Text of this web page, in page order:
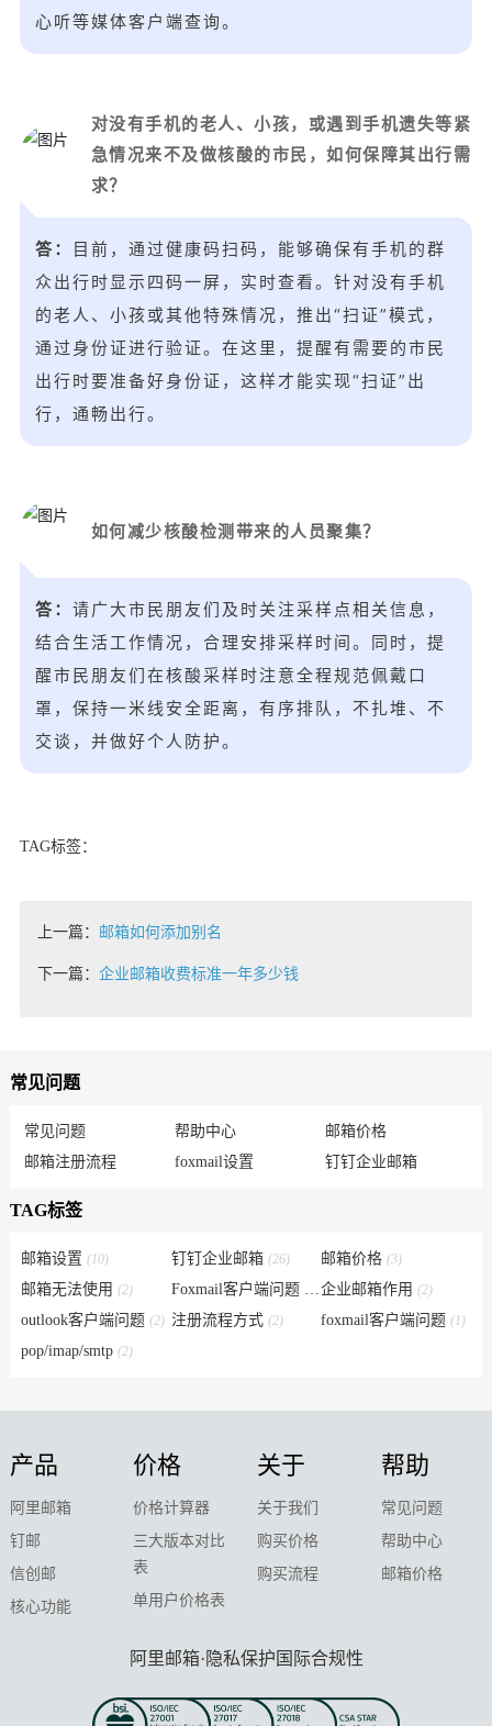
心听等媒体客户端查询。
对没有手机的老人、小孩，或遇到手机遗失等紧
急情况来不及做核酸的市民，如何保障其出行需
求？
答：
目前，通过健康码扫码，能够确保有手机的群
众出行时显示四码一屏，实时查看。针对没有手机
的老人、小孩或其他特殊情况，推出“扫证”模式，
通过身份证进行验证。在这里，提醒有需要的市民
出行时要准备好身份证，这样才能实现“扫证”出
行，通畅出行。
如何减少核酸检测带来的人员聚集？
答： 请广大市民朋友们及时关注采样点相关信息，
结合生活工作情况，合理安排采样时间。同时，提
醒市民朋友们在核酸采样时注意全程规范佩戴口
罩，保持一米线安全距离，有序排队，不扎堆、不
交谈，并做好个人防护。
TAG标签：
上一篇： 邮箱如何添加别名
下一篇： 企业邮箱收费标准一年多少钱
常见问题
常见问题 帮助中心
邮箱价格
邮箱注册流程
foxmail设置 钉钉企业邮箱
TAG标签
邮箱设置 (10) 钉钉企业邮箱 (26) 邮箱价格(3)
邮箱无法使用 (2) Foxmail客户端问题
(6)企业邮箱作用(2)
outlook客户端问题 (2) 注册流程方式 (2) foxmail客户端问题(1)
pop/imap/smtp (2)
产品
阿里邮箱
钉邮
信创邮
核心功能
价格
价格计算器
三大版本对比
表
单用户价格表
关于
关于我们
购买价格
购买流程
帮助
常见问题
帮助中心
邮箱价格
阿里邮箱·隐私保护国际合规性